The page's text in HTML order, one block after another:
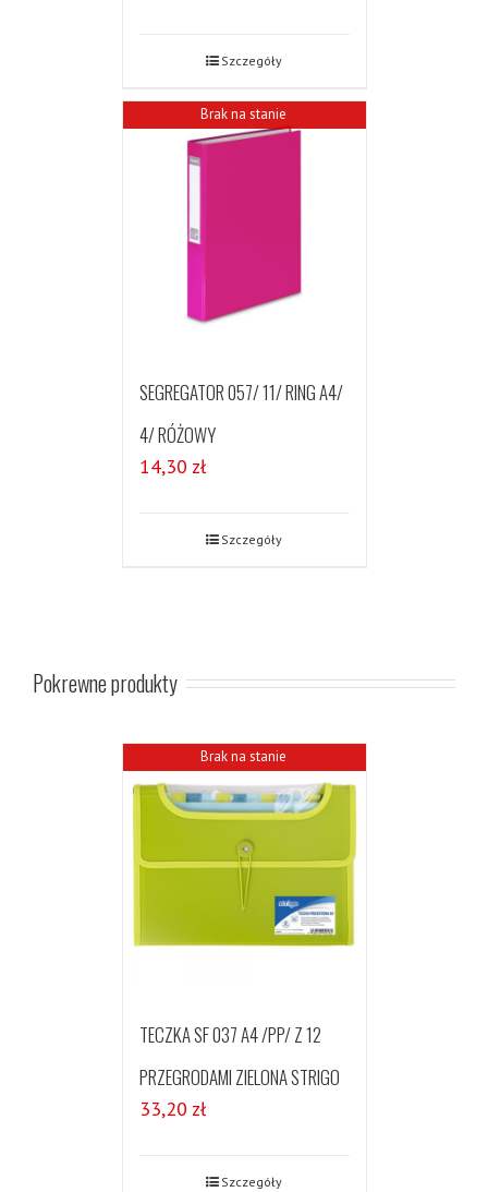
Szczegóły
Brak na stanie
SEGREGATOR 057/ 11/ RING A4/
4/ RÓŻOWY
14,30 zł
Szczegóły
Pokrewne produkty
Brak na stanie
TECZKA SF 037 A4 /PP/ Z 12
PRZEGRODAMI ZIELONA STRIGO
33,20 zł
Szczegóły